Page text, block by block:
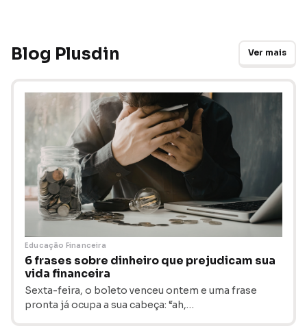
Blog Plusdin Ver mais
Educação Financeira
6 frases sobre dinheiro que prejudicam sua
vida financeira
Sexta-feira, o boleto venceu ontem e uma frase
pronta já ocupa a sua cabeça: “ah,…